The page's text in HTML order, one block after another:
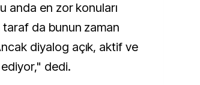
anda en zor konuları
da bunun zaman
diyalog açık, aktif ve
ediyor," dedi.